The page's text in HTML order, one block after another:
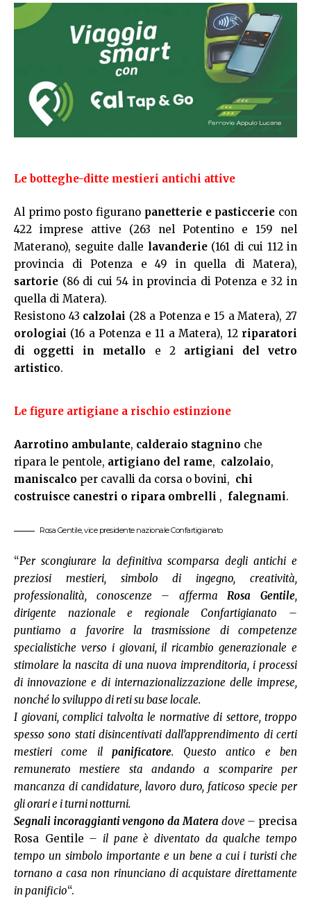
Le botteghe-ditte mestieri antichi attive
Al primo posto figurano panetterie e pasticcerie con
422 imprese attive (263 nel Potentino e 159 nel
Materano), seguite dalle lavanderie(161 di cui 112 in
provincia di Potenza e 49 in quella di Matera),
sartorie (86 di cui 54 in provincia di Potenza e 32 in
quella di Matera).
Resistono 43 calzolai (28 a Potenza e 15 a Matera), 27
orologiai (16 a Potenza e 11 a Matera), 12 riparatori
di oggetti in metallo e 2 artigiani del vetro
artistico.
Le figure artigiane a rischio estinzione
Aarrotino ambulante, calderaio stagnino che
ripara le pentole, artigiano del rame, calzolaio,
maniscalco per cavalli da corsa o bovini, chi
costruisce canestri o ripara ombrelli , falegnami.
Rosa Gentile, vice presidente nazionale Confartigianato
“Per scongiurare la definitiva scomparsa degli antichi e
preziosi mestieri, simbolo di ingegno, creatività,
professionalità, conoscenze – afferma Rosa Gentile,
dirigente nazionale e regionale Confartigianato –
puntiamo a favorire la trasmissione di competenze
specialistiche verso i giovani, il ricambio generazionale e
stimolare la nascita di una nuova imprenditoria, i processi
di innovazione e di internazionalizzazione delle imprese,
nonché lo sviluppo di reti su base locale.
I giovani, complici talvolta le normative di settore, troppo
spesso sono stati disincentivati dall’apprendimento di certi
mestieri come ilpanificatore. Questo antico e ben
remunerato mestiere sta andando a scomparire per
mancanza di candidature, lavoro duro, faticoso specie per
gli orari e i turni notturni.
Segnali incoraggianti vengono da Matera dove – precisa
Rosa Gentile – il pane è diventato da qualche tempo
tempo un simbolo importante e un bene a cui i turisti che
tornano a casa non rinunciano di acquistare direttamente
in panificio“.